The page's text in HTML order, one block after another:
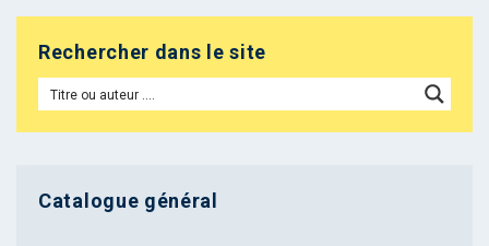
Rechercher dans le site
Catalogue général